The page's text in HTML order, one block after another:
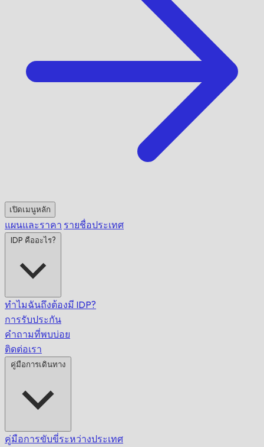
เปิดเมนูหลัก
แผนและราคา รายชื่อประเทศ
IDP คืออะไร?
ทำไมฉันถึงต้องมี IDP?
การรับประกัน
คำถามที่พบบ่อย
ติดต่อเรา
คู่มือการเดินทาง
คู่มือการขับขี่ระหว่างประเทศ